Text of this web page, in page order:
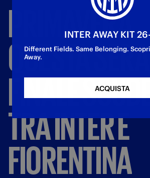
PRIMAVERA,
QUESTASERA
FINALE
TRAINTERE
FIORENTINA
INTER AWAY KIT
Different Fields. Same Belonging.
Away.
ACQUISTA